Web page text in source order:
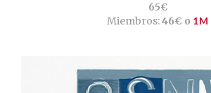
65€
Miembros:46€ o 1M